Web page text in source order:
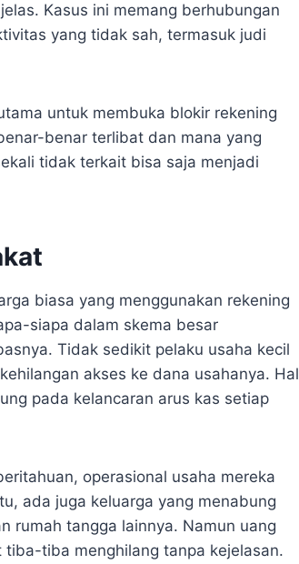
Kasus ini memang berhubungan
yang tidak sah, termasuk judi
untuk membuka blokir rekening
benar terlibat dan mana yang
tidak terkait bisa saja menjadi
biasa yang menggunakan rekening
siapa dalam skema besar
Tidak sedikit pelaku usaha kecil
akses ke dana usahanya. Hal
pada kelancaran arus kas setiap
operasional usaha mereka
ada juga keluarga yang menabung
rumah tangga lainnya. Namun uang
tiba menghilang tanpa kejelasan.